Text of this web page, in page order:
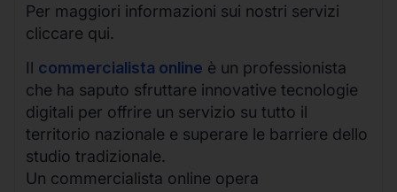
Per maggiori informazioni sui nostri servizi
cliccare qui.
Il commercialista online è un professionista
che ha saputo sfruttare innovative tecnologie
digitali per offrire un servizio su tutto il
territorio nazionale e superare le barriere dello
studio tradizionale.
Un commercialista online opera